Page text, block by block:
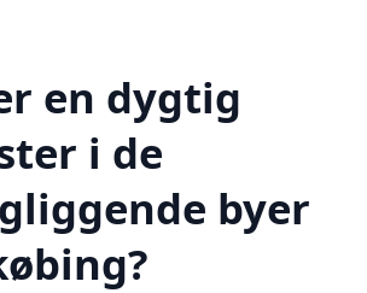
en dygtig
i de
byer